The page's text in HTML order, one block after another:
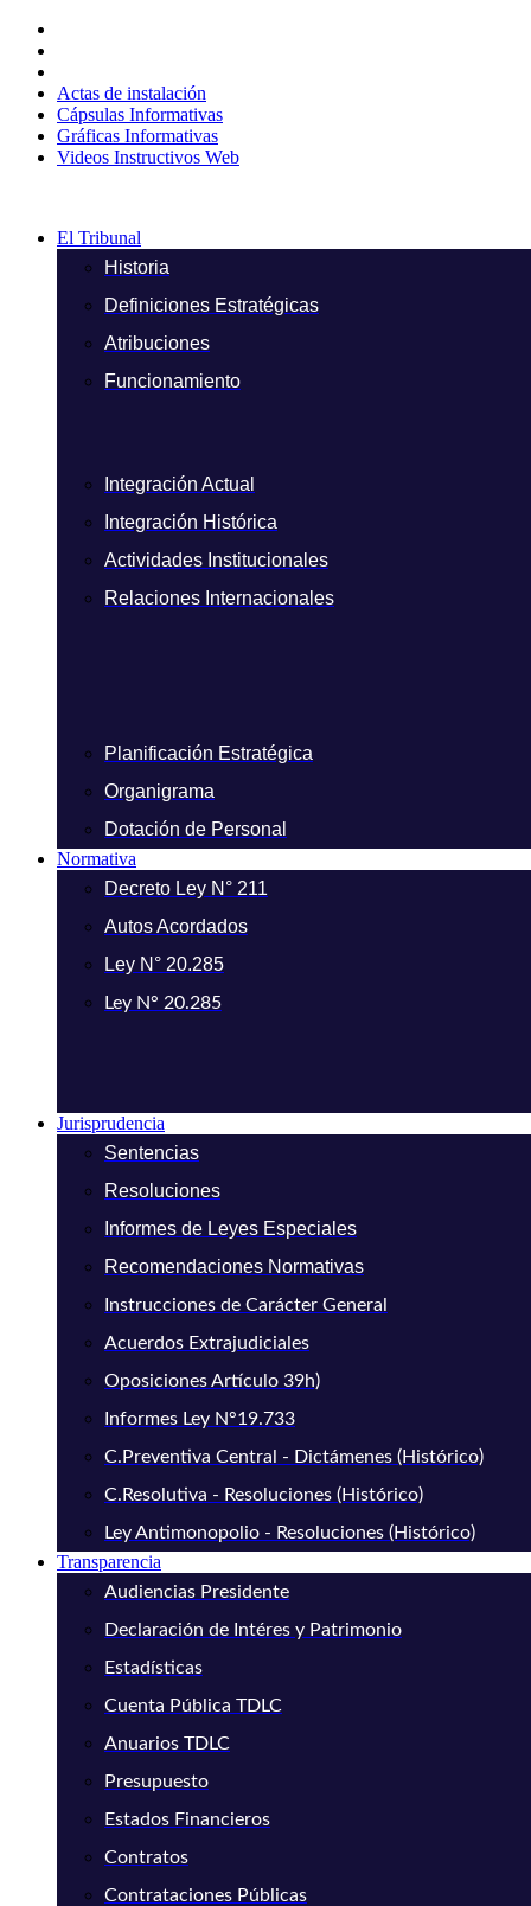
contenido
Actas de instalación
Cápsulas Informativas
Gráficas Informativas
Videos Instructivos Web
El Tribunal
Historia
Definiciones Estratégicas
Atribuciones
Funcionamiento
Integración Actual
Integración Histórica
Actividades Institucionales
Relaciones Internacionales
Planificación Estratégica
Organigrama
Dotación de Personal
Normativa
Decreto Ley N° 211
Autos Acordados
Ley N° 20.285
Ley N° 20.285
Jurisprudencia
Sentencias
Resoluciones
Informes de Leyes Especiales
Recomendaciones Normativas
Instrucciones de Carácter General
Acuerdos Extrajudiciales
Oposiciones Artículo 39h)
Informes Ley N°19.733
C.Preventiva Central - Dictámenes (Histórico)
C.Resolutiva - Resoluciones (Histórico)
Ley Antimonopolio - Resoluciones (Histórico)
Transparencia
Audiencias Presidente
Declaración de Intéres y Patrimonio
Estadísticas
Cuenta Pública TDLC
Anuarios TDLC
Presupuesto
Estados Financieros
Contratos
Contrataciones Públicas